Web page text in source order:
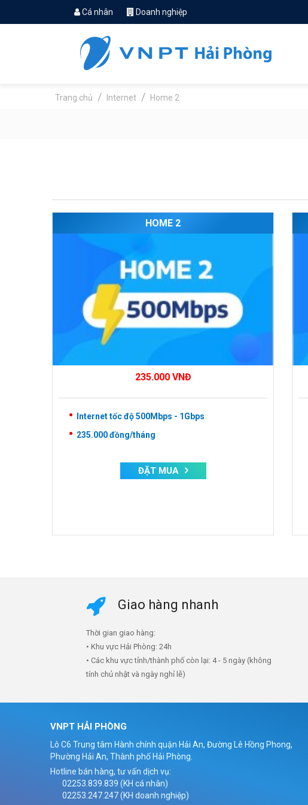
Cá nhân Doanh nghiệp
Trang chủ Internet Home 2
HOME 2
235.000VNĐ
Internet tốc độ 500Mbps - 1Gbps
235.000đồng/tháng
ĐẶT MUA
Giao hàng nhanh
Thời gian giao hàng:
• Khu vực Hải Phòng: 24h
• Các khu vực tỉnh/thành phố còn lại: 4 - 5 ngày (không
tính chủ nhật và ngày nghỉ lễ)
VNPT HẢI PHÒNG
Lô C6 Trung tâm Hành chính quận Hải An, Đường Lê Hồng Phong,
Phường Hải An, Thành phố Hải Phòng.
Hotline bán hàng, tư vấn dịch vụ:
02253.839.839 (KH cá nhân)
02253.247.247 (KH doanh nghiệp)